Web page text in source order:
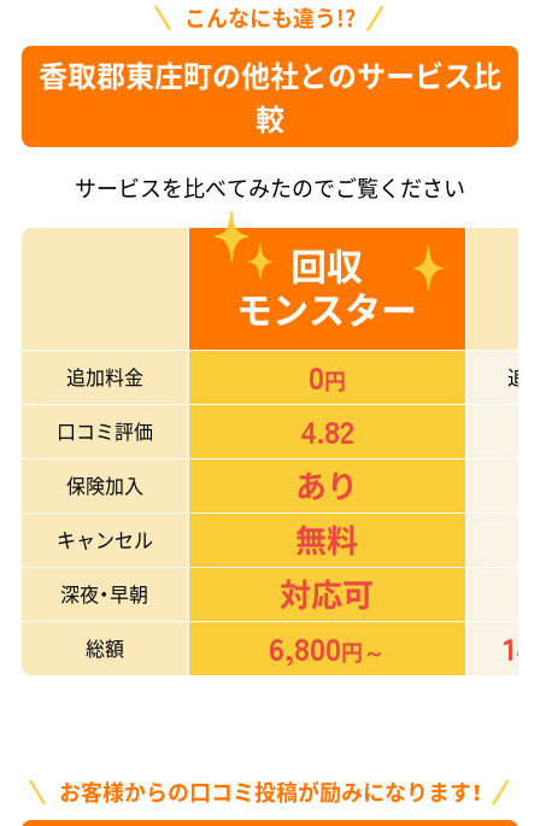
こんなにも違う!?
香取郡東庄町の他社とのサービス比
較
サービスを比べてみたのでご覧ください
回収
モンスター
追加料金 0円
追
口コミ評価
4.82
保険加入 あり
キャンセル 無料
深夜・早朝 対応可
総額
6,800円～
お客様からの口コミ投稿が励みになります！